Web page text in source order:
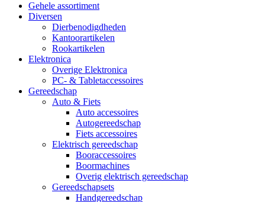
Gehele assortiment
Diversen
Dierbenodigdheden
Kantoorartikelen
Rookartikelen
Elektronica
Overige Elektronica
PC- & Tabletaccessoires
Gereedschap
Auto & Fiets
Auto accessoires
Autogereedschap
Fiets accessoires
Elektrisch gereedschap
Booraccessoires
Boormachines
Overig elektrisch gereedschap
Gereedschapsets
Handgereedschap